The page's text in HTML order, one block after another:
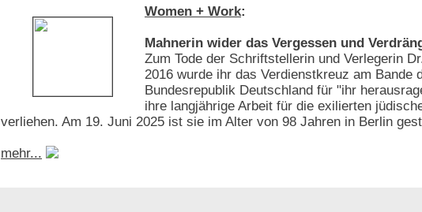
Women + Work:
Mahnerin wider das Vergessen und
Zum Tode der Schriftstellerin und Verlegerin
2016 wurde ihr das Verdienstkreuz am Bande
Bundesrepublik Deutschland für "ihr
ihre langjährige Arbeit für die exilierten
verliehen. Am 19. Juni 2025 ist sie im Alter von 98 Jahren in Berlin
mehr...